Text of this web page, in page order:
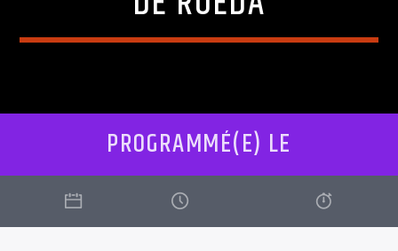
EN CE MOMENT
PROGRAMMÉ(E) LE